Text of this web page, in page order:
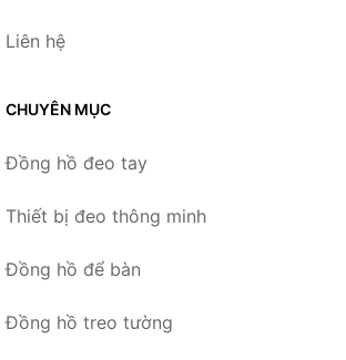
Liên hệ
CHUYÊN MỤC
Đồng hồ đeo tay
Thiết bị đeo thông minh
Đồng hồ để bàn
Đồng hồ treo tường